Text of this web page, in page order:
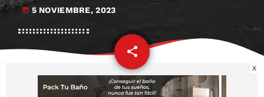
today 5 NOVIEMBRE, 2023
share
email
X